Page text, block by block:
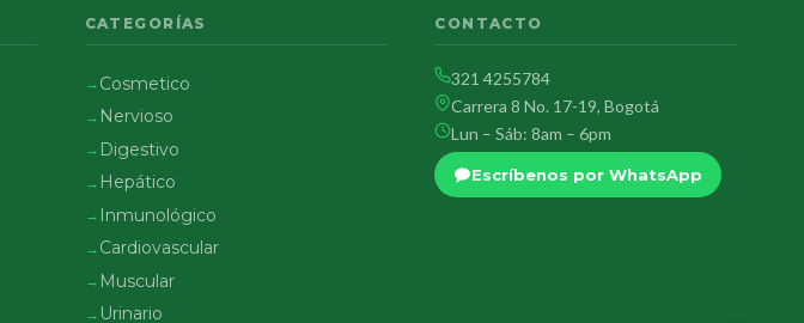
CATEGORÍAS
Cosmetico
Nervioso
Digestivo
Hepático
Inmunológico
Cardiovascular
Muscular
Urinario
CONTACTO
321 4255784
Carrera 8 No. 17-19, Bogotá
Lun – Sáb: 8am – 6pm
Escríbenos por WhatsApp